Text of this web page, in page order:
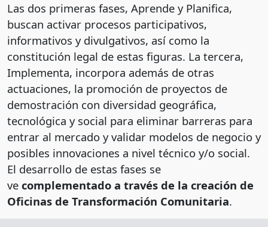
Las dos primeras fases, Aprende y Planifica,
buscan activar procesos participativos,
informativos y divulgativos, así como la
constitución legal de estas figuras. La tercera,
Implementa, incorpora además de otras
actuaciones, la promoción de proyectos de
demostración con diversidad geográfica,
tecnológica y social para eliminar barreras para
entrar al mercado y validar modelos de negocio y
posibles innovaciones a nivel técnico y/o social.
El desarrollo de estas fases se
ve complementado a través de la creación de
Oficinas de Transformación Comunitaria.